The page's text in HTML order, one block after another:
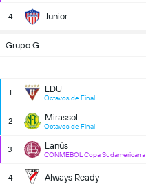
4 Junior
Grupo G
1 LDU
Octavos de Final
2 Mirassol
Octavos de Final
3 Lanús
CONMEBOL Copa Sudamericana
4 Always Ready